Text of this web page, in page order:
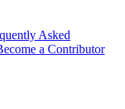
Asked
a Contributor